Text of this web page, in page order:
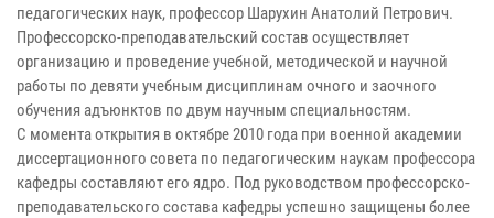
педагогических наук, профессор Шарухин Анатолий Петрович.
Профессорско-преподавательский состав осуществляет
организацию и проведение учебной, методической и научной
работы по девяти учебным дисциплинам очного и заочного
обучения адъюнктов по двум научным специальностям.
С момента открытия в октябре 2010 года при военной академии
диссертационного совета по педагогическим наукам профессора
кафедры составляют его ядро. Под руководством профессорско-
преподавательского состава кафедры успешно защищены более